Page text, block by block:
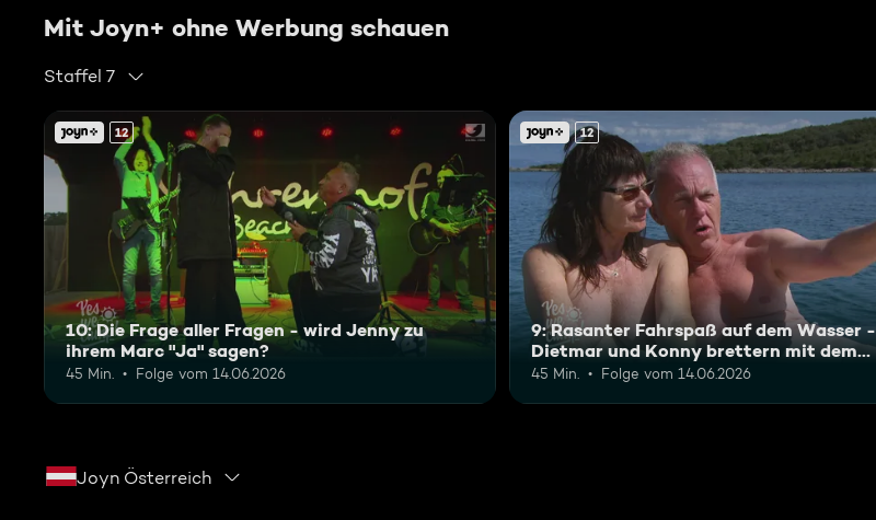
Mit Joyn+ ohne Werbung schauen
Staffel 7
12
10: Die Frage aller Fragen - wird Jenny zu
ihrem Marc "Ja" sagen?
45 Min. Folge vom 14.06.2026
12
9: Rasanter Fahrspaß auf dem Wasser -
Dietmar und Konny brettern mit dem
Motorboot
45 Min. Folge vom 14.06.2026
Joyn Österreich